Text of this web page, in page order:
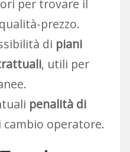
per trovare il
prezzo.
di piani
, utili per
penalità di
cambio operatore.